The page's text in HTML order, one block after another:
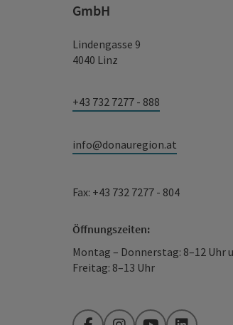
GmbH
Lindengasse 9
4040 Linz
+43 732 7277 - 888
info@donauregion.at
Fax: +43 732 7277 - 804
Öffnungszeiten:
Montag – Donnerstag: 8–12 Uhr
Freitag: 8–13 Uhr